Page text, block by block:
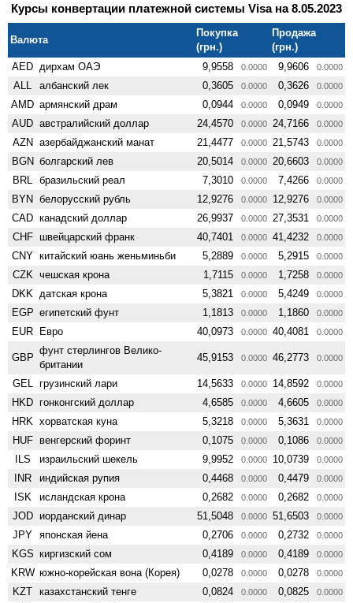
Курсы конвертации платежной системы Visa на 8.05.2023
Валюта
Покупка
(грн.)
Продажа
(грн.)
AED дирхам ОАЭ 9,9558 0.0000 9,9606 0.0000
ALL албанский лек 0,3605 0.0000 0,3626 0.0000
AMD армянский драм 0,0944 0.0000 0,0949 0.0000
AUD австралийский доллар 24,4570 0.0000 24,7166 0.0000
AZN азербайджанский манат 21,4477 0.0000 21,5743 0.0000
BGN болгарский лев 20,5014 0.0000 20,6603 0.0000
BRL бразильский реал 7,3010 0.0000 7,4266 0.0000
BYN белорусский рубль 12,9276 0.0000 12,9276 0.0000
CAD канадский доллар 26,9937 0.0000 27,3531 0.0000
CHF швейцарский франк 40,7401 0.0000 41,4232 0.0000
CNY китайский юань женьминьби 5,2889 0.0000 5,2915 0.0000
CZK чешская крона 1,7115 0.0000 1,7258 0.0000
DKK датская крона 5,3821 0.0000 5,4249 0.0000
EGP египетский фунт 1,1813 0.0000 1,1860 0.0000
EUR Евро 40,0973 0.0000 40,4081 0.0000
GBP
фунт стерлингов Велико­
британии
45,9153 0.0000 46,2773 0.0000
GEL грузинский лари 14,5633 0.0000 14,8592 0.0000
HKD гонконгский доллар 4,6585 0.0000 4,6605 0.0000
HRK хорватская куна 5,3218 0.0000 5,3631 0.0000
HUF венгерский форинт 0,1075 0.0000 0,1086 0.0000
ILS израильский шекель 9,9952 0.0000 10,0739 0.0000
INR индийская рупия 0,4468 0.0000 0,4479 0.0000
ISK исландская крона 0,2682 0.0000 0,2682 0.0000
JOD иорданский динар 51,5048 0.0000 51,6503 0.0000
JPY японская йена 0,2706 0.0000 0,2732 0.0000
KGS киргизский сом 0,4189 0.0000 0,4189 0.0000
KRW южно-корейская вона (Корея) 0,0278 0.0000 0,0278 0.0000
KZT казахстанский тенге 0,0824 0.0000 0,0825 0.0000